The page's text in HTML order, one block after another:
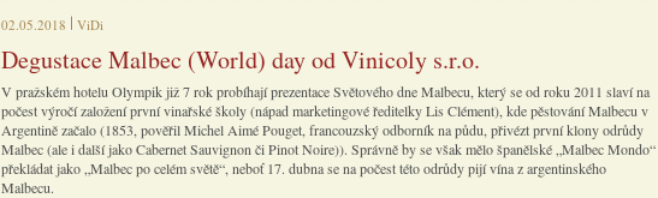
02.05.2018 ViDi
Degustace Malbec (World) day od Vinicoly s.r.o.
V pražském hotelu Olympik již 7 rok probíhají prezentace Světového dne Malbecu, který se od roku 2011 slaví na
počest výročí založení první vinařské školy (nápad marketingové ředitelky Lis Clément), kde pěstování Malbecu v
Argentině začalo (1853, pověřil Michel Aimé Pouget, francouzský odborník na půdu, přivézt první klony odrůdy
Malbec (ale i další jako Cabernet Sauvignon či Pinot Noire)). Správně by se však mělo španělské „Malbec Mondo“
překládat jako „Malbec po celém světě“, neboť 17. dubna se na počest této odrůdy pijí vína z argentinského
Malbecu.